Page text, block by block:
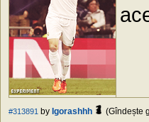
#313891 by Igorashhh (Gîndește